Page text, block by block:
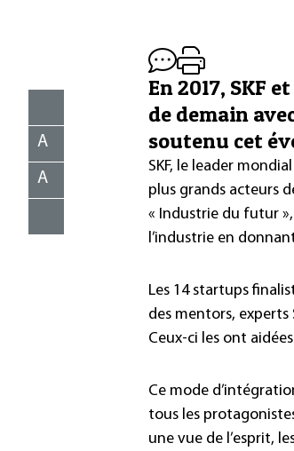
A
A
En 2017, SKF
de demain
soutenu cet
SKF, le leader
plus grands acteurs
« Industrie du futur
l’industrie en
Les 14 startups
des mentors,
Ceux-ci les ont
Ce mode
tous les
une vue de l’esprit,